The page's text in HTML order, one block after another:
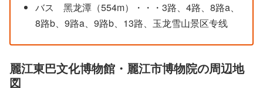
バス 黑龙潭（554m）・・・3路、4路、8路a、
8路b、9路a、9路b、13路、玉龙雪山景区专线
麗江東巴文化博物館・麗江市博物院の周辺地
図